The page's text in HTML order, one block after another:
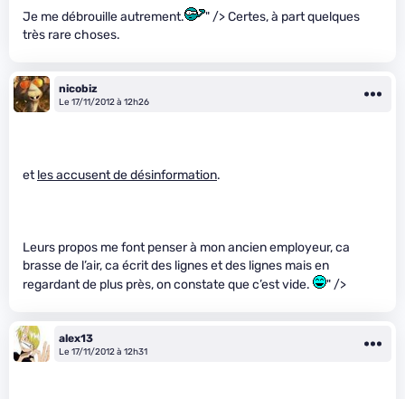
Je me débrouille autrement.
" /> Certes, à part quelques
très rare choses.
nicobiz
Le 17/11/2012 à 12h26
etles accusent de désinformation.
Leurs propos me font penser à mon ancien employeur, ca
brasse de l’air, ca écrit des lignes et des lignes mais en
regardant de plus près, on constate que c’est vide.
" />
alex13
Le 17/11/2012 à 12h31